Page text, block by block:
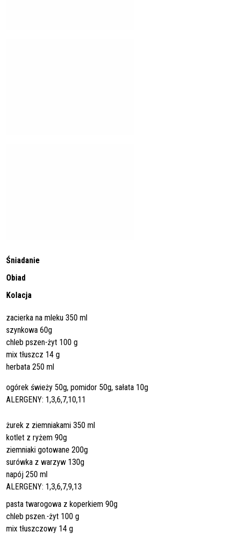
Śniadanie
Obiad
Kolacja
zacierka na mleku 350 ml
szynkowa 60g
chleb pszen-żyt 100 g
mix tłuszcz 14 g
herbata 250 ml
ogórek świeży 50g, pomidor 50g, sałata 10g
ALERGENY: 1,3,6,7,10,11
żurek z ziemniakami 350 ml
kotlet z ryżem 90g
ziemniaki gotowane 200g
surówka z warzyw 130g
napój 250 ml
ALERGENY: 1,3,6,7,9,13
pasta twarogowa z koperkiem 90g
chleb pszen.-żyt 100 g
mix tłuszczowy 14 g